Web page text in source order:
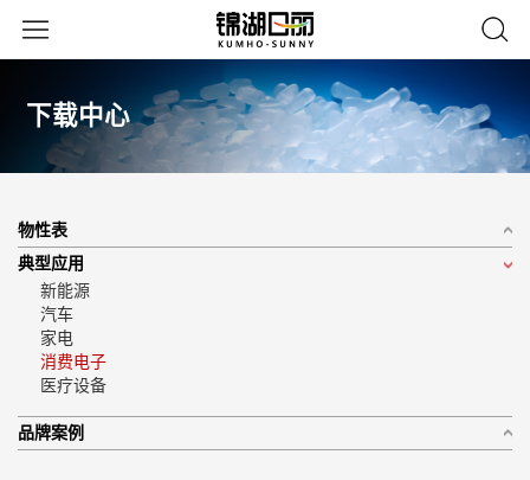
下载中心
物性表
典型应用
新能源
汽车
家电
消费电子
医疗设备
品牌案例